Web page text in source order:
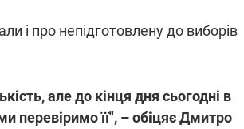
і про непідготовлену до виборів
але до кінця дня сьогодні в
перевіримо її", – обіцяє Дмитро